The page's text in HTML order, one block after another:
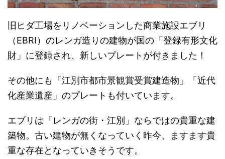
旧ヒダ工場をリノベーションした商業施設エブリ
（EBRI）のレンガ造りの建物が国の「登録有形文化
財」に登録され、新しいプレートが付きました！
その他にも「江別市都市景観賞受賞建造物」「近代
化産業遺産」のプレートも付いています。
エブリは「レンガの街・江別」ならではの貴重な建
築物。古い建物が無くなっていく昨今、ますます貴
重な存在となっていきそうです。